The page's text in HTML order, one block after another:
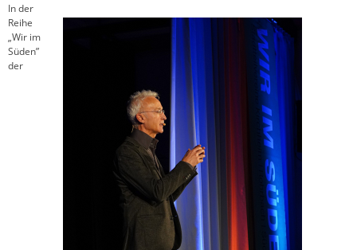
In der
Reihe
„Wir im
Süden”
der